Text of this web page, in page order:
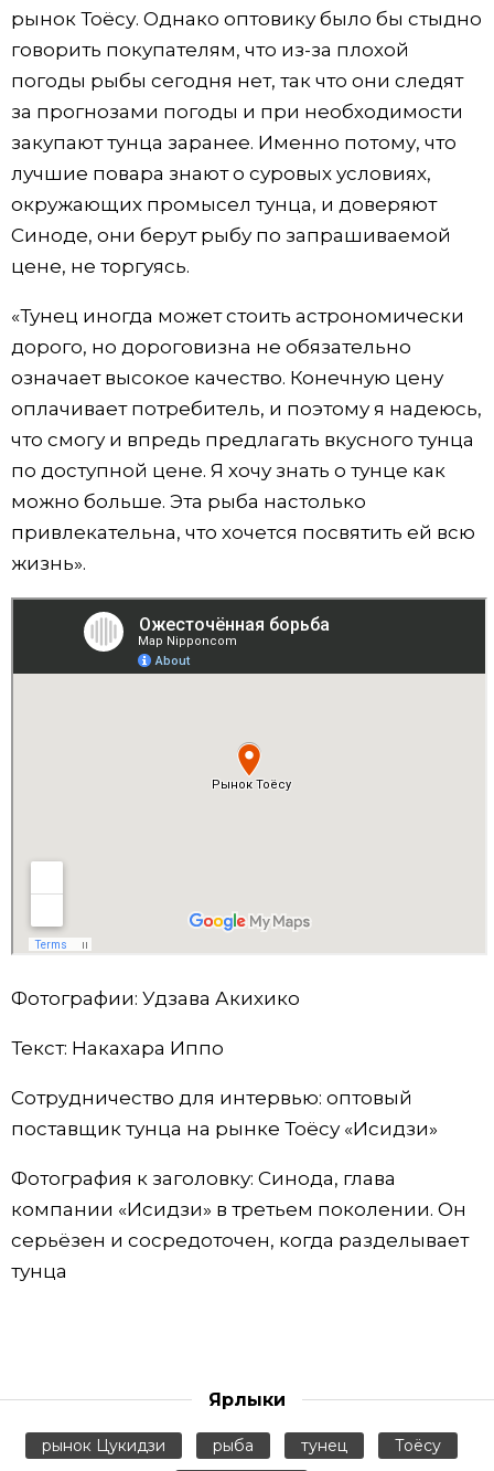
рынок Тоёсу. Однако оптовику было бы стыдно
говорить покупателям, что из-за плохой
погоды рыбы сегодня нет, так что они следят
за прогнозами погоды и при необходимости
закупают тунца заранее. Именно потому, что
лучшие повара знают о суровых условиях,
окружающих промысел тунца, и доверяют
Синоде, они берут рыбу по запрашиваемой
цене, не торгуясь.
«Тунец иногда может стоить астрономически
дорого, но дороговизна не обязательно
означает высокое качество. Конечную цену
оплачивает потребитель, и поэтому я надеюсь,
что смогу и впредь предлагать вкусного тунца
по доступной цене. Я хочу знать о тунце как
можно больше. Эта рыба настолько
привлекательна, что хочется посвятить ей всю
жизнь».
Фотографии: Удзава Акихико
Текст: Накахара Иппо
Сотрудничество для интервью: оптовый
поставщик тунца на рынке Тоёсу «Исидзи»
Фотография к заголовку: Синода, глава
компании «Исидзи» в третьем поколении. Он
серьёзен и сосредоточен, когда разделывает
тунца
Ярлыки
рынок Цукидзи рыба тунец
Тоёсу